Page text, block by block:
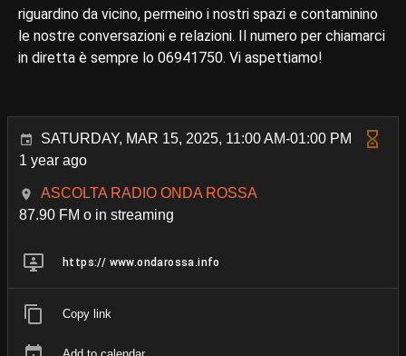
riguardino da vicino, permeino i nostri spazi e contaminino
le nostre conversazioni e relazioni. Il numero per chiamarci
in diretta è sempre lo 06941750. Vi aspettiamo!
SATURDAY, MAR 15, 2025, 11:00 AM-01:00 PM
1 year ago
ASCOLTA RADIO ONDA ROSSA
87.90 FM o in streaming
https:// www.ondarossa.info
Copy link